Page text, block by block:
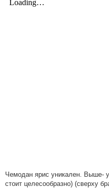
j
Чемодан ярис уникален. Выше-
стоит целесообразно) (сверху